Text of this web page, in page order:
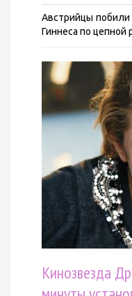
Австрийцы
Гиннеса по цепной
Кинозвезда